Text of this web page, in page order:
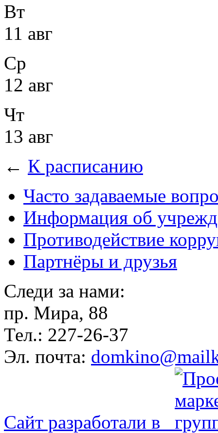
Вт
11 авг
Ср
12 авг
Чт
13 авг
← К расписанию
Часто задаваемые
Информация об
Противодействие
Партнёры и друзья
Следи за нами:
пр. Мира, 88
Тел.: 227-26-37
Эл. почта:
Сайт разработали в